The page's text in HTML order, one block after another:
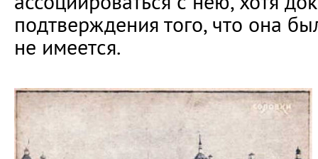
подтверждения того, что она
не имеется.